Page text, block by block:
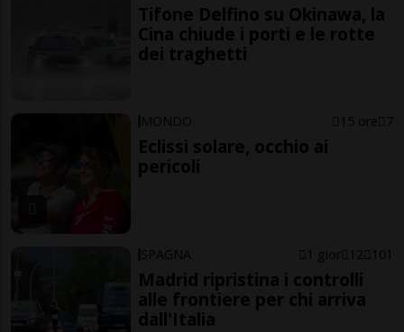
Tifone Delfino su Okinawa, la
Cina chiude i porti e le rotte
dei traghetti
MONDO 15 ore 7
Eclissi solare, occhio ai
pericoli
SPAGNA 1 gior 12 101
Madrid ripristina i controlli
alle frontiere per chi arriva
dall'Italia